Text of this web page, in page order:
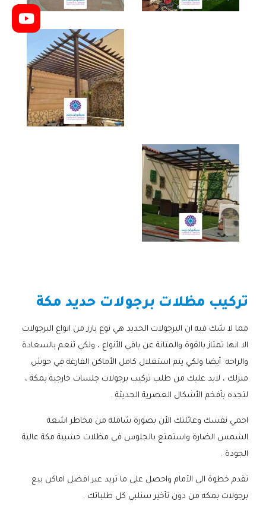
تركيب مظلات برجولات حديد مكة
مما لا شك فيه ان البرجولات الحديد هي نوع بارز من انواع البرجولات
الا انها تمتاز بالقوة والمتانة عن باقي الأنواع ، ولكي تنعم بالسعادة
والراحه أيضا ولكي يتم استغلال كامل الأماكن الفارغة في حوش
منزلك ، لابد عليك من طلب تركيب برجولات جلسات خارجية بمكة ،
لتجده بأفخم الأشكال العصرية الحديثة .
احمي نفسك وعائلتك الأن بصورة شاملة من مخاطر اشعة
الشمس الضارة واستمتع بالجلوس في مظلات خشبية مكة عالية
الجودة .
تقدم خطوة الى الأمام واحصل على ما تريد عبر افضل اماكن بيع
برجولات بمكه من دون تأخير سنلبي كل طلباتك .